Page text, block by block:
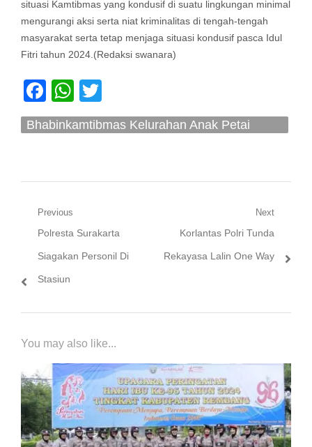
situasi Kamtibmas yang kondusif di suatu lingkungan minimal
mengurangi aksi serta niat kriminalitas di tengah-tengah
masyarakat serta tetap menjaga situasi kondusif pasca Idul
Fitri tahun 2024.(Redaksi swanara)
Facebook
WhatsApp
Bhabinkamtibmas Kelurahan Anak Petai
Navigasi
pos
Previous
Previous
post:
Polresta Surakarta
Siagakan Personil Di
Stasiun
Next
Next
post:
Korlantas Polri Tunda
Rekayasa Lalin One Way
You may also like...